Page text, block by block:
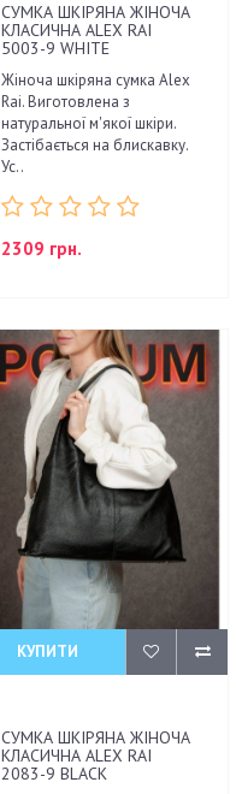
СУМКА ШКІРЯНА ЖІНОЧА
КЛАСИЧНА ALEX RAI
5003-9 WHITE
Жіноча шкіряна сумка Alex
Rai. Виготовлена з
натуральної м'якої шкіри.
Застібається на блискавку.
Ус..
2309 грн.
КУПИТИ
СУМКА ШКІРЯНА ЖІНОЧА
КЛАСИЧНА ALEX RAI
2083-9 BLACK